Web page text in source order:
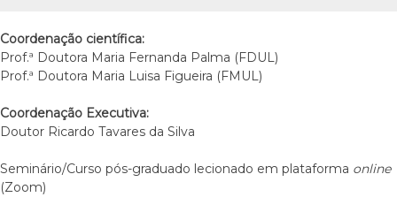
Coordenação científica:
Prof.ª Doutora Maria Fernanda Palma (FDUL)
Prof.ª Doutora Maria Luisa Figueira (FMUL)
Coordenação Executiva:
Doutor Ricardo Tavares da Silva
Seminário/Curso pós-graduado lecionado em plataforma online
(Zoom)